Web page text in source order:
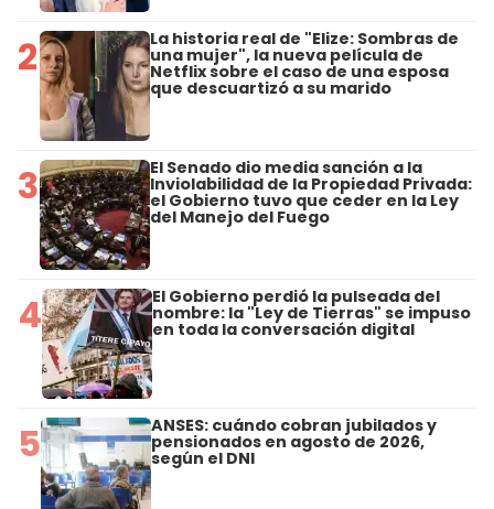
2 La historia real de "Elize: Sombras de
una mujer", la nueva película de
Netflix sobre el caso de una esposa
que descuartizó a su marido
3 El Senado dio media sanción a la
Inviolabilidad de la Propiedad Privada:
el Gobierno tuvo que ceder en la Ley
del Manejo del Fuego
4 El Gobierno perdió la pulseada del
nombre: la "Ley de Tierras" se impuso
en toda la conversación digital
5 ANSES: cuándo cobran jubilados y
pensionados en agosto de 2026,
según el DNI